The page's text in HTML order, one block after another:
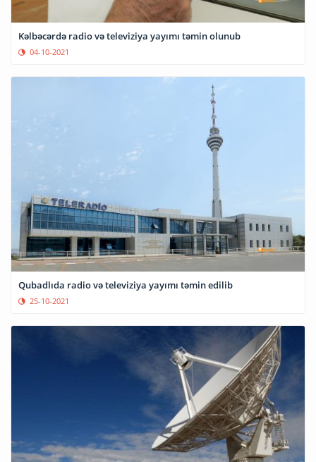
Kəlbəcərdə radio və televiziya yayımı təmin olunub
04-10-2021
Qubadlıda radio və televiziya yayımı təmin edilib
25-10-2021